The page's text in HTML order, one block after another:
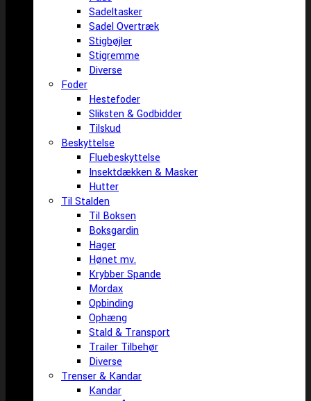
Sadeltasker
Sadel Overtræk
Stigbøjler
Stigremme
Diverse
Foder
Hestefoder
Sliksten & Godbidder
Tilskud
Beskyttelse
Fluebeskyttelse
Insektdækken & Masker
Hutter
Til Stalden
Til Boksen
Boksgardin
Hager
Hønet mv.
Krybber Spande
Mordax
Opbinding
Ophæng
Stald & Transport
Trailer Tilbehør
Diverse
Trenser & Kandar
Kandar